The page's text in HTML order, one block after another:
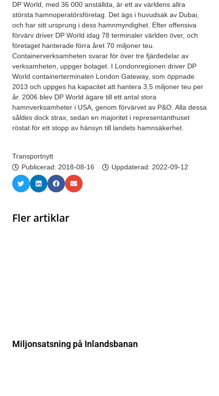
DP World, med 36 000 anställda, är ett av världens allra
största hamnoperatörsföretag. Det ägs i huvudsak av Dubai,
och har sitt ursprung i dess hamnmyndighet. Efter offensiva
förvärv driver DP World idag 78 terminaler världen över, och
företaget hanterade förra året 70 miljoner teu.
Containerverksamheten svarar för över tre fjärdedelar av
verksamheten, uppger bolaget. I Londonregionen driver DP
World containerterminalen London Gateway, som öppnade
2013 och uppges ha kapacitet att hantera 3,5 miljoner teu per
år. 2006 blev DP World ägare till ett antal stora
hamnverksamheter i USA, genom förvärvet av P&O. Alla dessa
såldes dock strax, sedan en majoritet i representanthuset
röstat för ett stopp av hänsyn till landets hamnsäkerhet.
Transportnytt
Publicerad: 2018-08-16 Uppdaterad: 2022-09-12
Fler artiklar
Miljonsatsning på Inlandsbanan